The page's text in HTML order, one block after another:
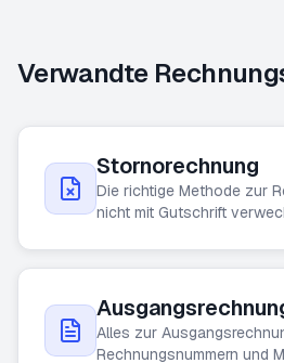
Verwandte
Stornorechnung
Die richtige Methode zur
nicht mit Gutschrift
Alles zur
Rechnungsnummern und